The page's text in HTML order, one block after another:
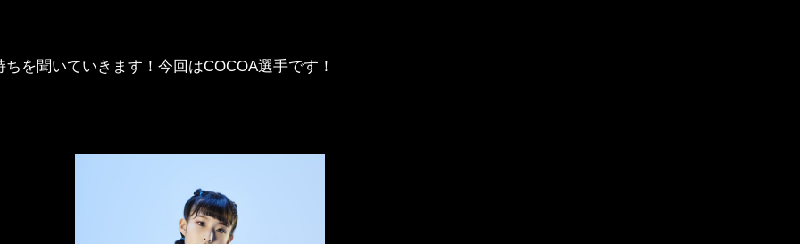
を聞いていきます！今回はCOCOA選手です！